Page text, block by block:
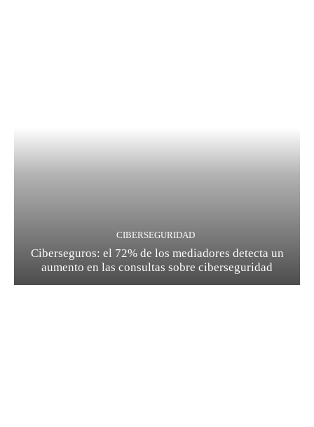
CIBERSEGURIDAD
Ciberseguros: el 72% de los mediadores detecta un
aumento en las consultas sobre ciberseguridad